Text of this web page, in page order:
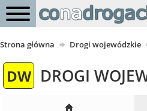
Strona główna Drogi wojewódzkie
DW DROGI